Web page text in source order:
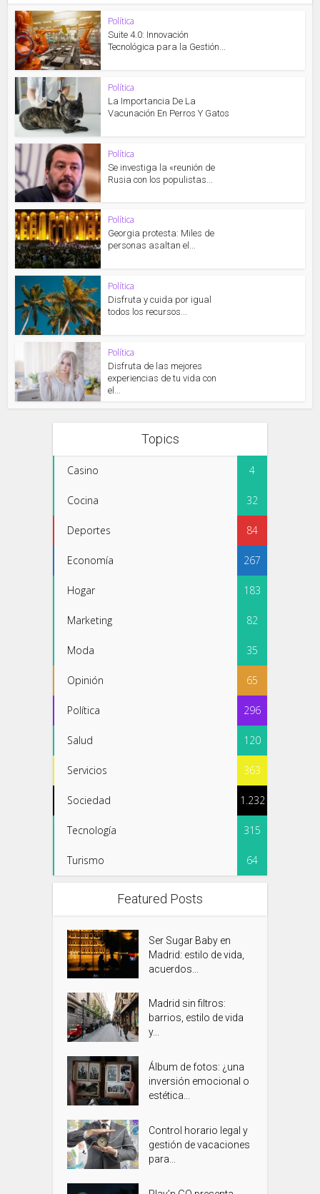
Política
Suite 4.0: Innovación
Tecnológica para la Gestión...
Política
La Importancia De La
Vacunación En Perros Y Gatos
Política
Se investiga la «reunión de
Rusia con los populistas...
Política
Georgia protesta: Miles de
personas asaltan el...
Política
Disfruta y cuida por igual
todos los recursos...
Política
Disfruta de las mejores
experiencias de tu vida con
el...
Topics
Casino 4
Cocina 32
Deportes 84
Economía 267
Hogar 183
Marketing 82
Moda 35
Opinión 65
Política 296
Salud 120
Servicios 363
Sociedad 1.232
Tecnología 315
Turismo 64
Featured Posts
Ser Sugar Baby en
Madrid: estilo de vida,
acuerdos...
Madrid sin filtros:
barrios, estilo de vida
y...
Álbum de fotos: ¿una
inversión emocional o
estética...
Control horario legal y
gestión de vacaciones
para...